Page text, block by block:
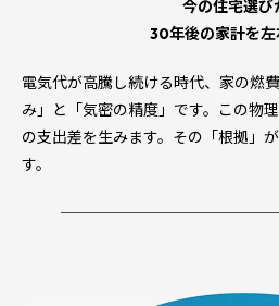
今の住宅選び
30年後の家計を左
電気代が高騰し続ける時代、家の燃
み」と「気密の精度」です。この物
の支出差を生みます。その「根拠」
す。